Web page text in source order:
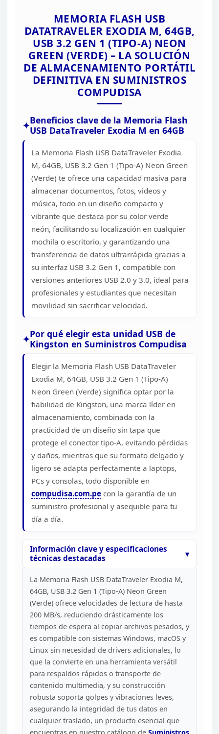
MEMORIA FLASH USB
DATATRAVELER EXODIA M, 64GB,
USB 3.2 GEN 1 (TIPO-A) NEON
GREEN (VERDE) – LA SOLUCIÓN
DE ALMACENAMIENTO PORTÁTIL
DEFINITIVA EN SUMINISTROS
COMPUDISA
Beneficios clave de la Memoria Flash
USB DataTraveler Exodia M en 64GB
La Memoria Flash USB DataTraveler Exodia
M, 64GB, USB 3.2 Gen 1 (Tipo-A) Neon Green
(Verde) te ofrece una capacidad masiva para
almacenar documentos, fotos, videos y
música, todo en un diseño compacto y
vibrante que destaca por su color verde
neón, facilitando su localización en cualquier
mochila o escritorio, y garantizando una
transferencia de datos ultrarrápida gracias a
su interfaz USB 3.2 Gen 1, compatible con
versiones anteriores USB 2.0 y 3.0, ideal para
profesionales y estudiantes que necesitan
movilidad sin sacrificar velocidad.
Por qué elegir esta unidad USB de
Kingston en Suministros Compudisa
Elegir la Memoria Flash USB DataTraveler
Exodia M, 64GB, USB 3.2 Gen 1 (Tipo-A)
Neon Green (Verde) significa optar por la
fiabilidad de Kingston, una marca líder en
almacenamiento, combinada con la
practicidad de un diseño sin tapa que
protege el conector tipo-A, evitando pérdidas
y daños, mientras que su formato delgado y
ligero se adapta perfectamente a laptops,
PCs y consolas, todo disponible en
compudisa.com.pe con la garantía de un
suministro profesional y asequible para tu
día a día.
Información clave y especificaciones
técnicas destacadas
La Memoria Flash USB DataTraveler Exodia M,
64GB, USB 3.2 Gen 1 (Tipo-A) Neon Green
(Verde) ofrece velocidades de lectura de hasta
200 MB/s, reduciendo drásticamente los
tiempos de espera al copiar archivos pesados, y
es compatible con sistemas Windows, macOS y
Linux sin necesidad de drivers adicionales, lo
que la convierte en una herramienta versátil
para respaldos rápidos o transporte de
contenido multimedia, y su construcción
robusta soporta golpes y vibraciones leves,
asegurando la integridad de tus datos en
cualquier traslado, un producto esencial que